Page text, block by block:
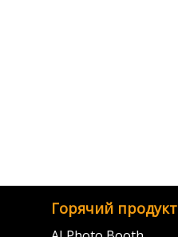
Горячий продукт